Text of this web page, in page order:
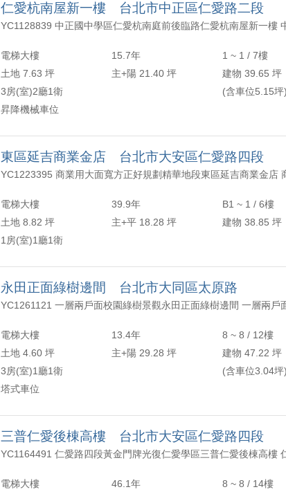
仁愛杭南屋新一樓 台北市中正區仁愛路二段
電梯大樓 15.7年
1 ~ 1 / 7樓
土地 7.63 坪
主+陽 21.40 坪
建物 39.65 坪
3房(室)2廳1衛
(含車位5.15坪)
昇降機械車位
東區延吉商業金店 台北市大安區仁愛路四段
電梯大樓 39.9年
B1 ~ 1 / 6樓
土地 8.82 坪
主+平 18.28 坪
建物 38.85 坪
1房(室)1廳1衛
永田正面綠樹邊間 台北市大同區太原路
電梯大樓 13.4年
8 ~ 8 / 12樓
土地 4.60 坪
主+陽 29.28 坪
建物 47.22 坪
3房(室)1廳1衛
(含車位3.04坪)
塔式車位
三普仁愛後棟高樓 台北市大安區仁愛路四段
電梯大樓 46.1年
8 ~ 8 / 14樓